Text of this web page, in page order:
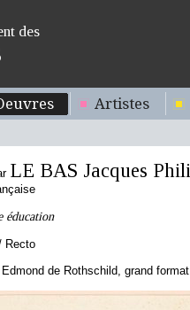
des
Artistes
LE BAS Jacques
éducation
Recto
Edmond de Rothschild, grand format